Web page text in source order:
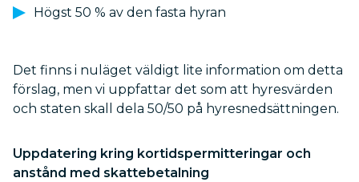
Högst 50 % av den fasta hyran
Det finns i nuläget väldigt lite information om detta
förslag, men vi uppfattar det som att hyresvärden
och staten skall dela 50/50 på hyresnedsättningen.
Uppdatering kring kortidspermitteringar och
anstånd med skattebetalning